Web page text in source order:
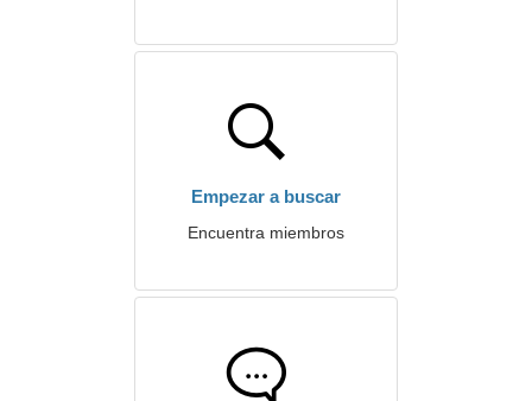
Empezar a buscar
Encuentra miembros